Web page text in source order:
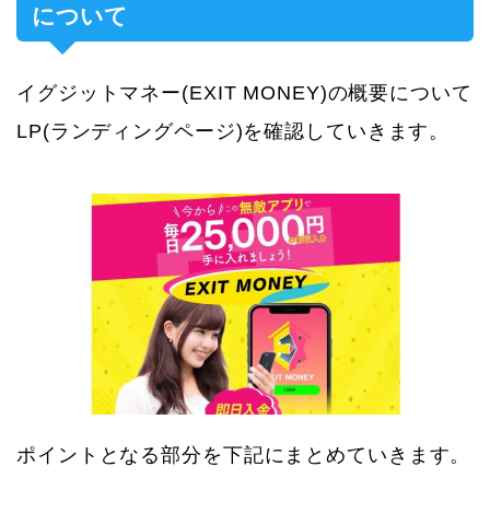
について
イグジットマネー(EXIT MONEY)の概要について
LP(ランディングページ)を確認していきます。
ポイントとなる部分を下記にまとめていきます。